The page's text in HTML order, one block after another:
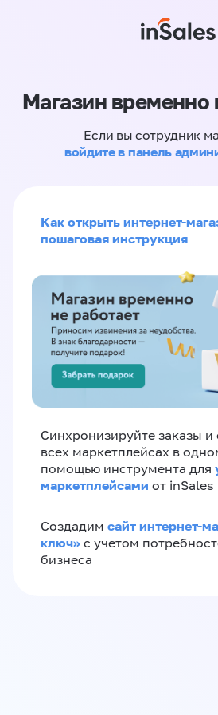
Магазин временно
Если вы сотрудник
войдите в панель
Как открыть интернет-
пошаговая инструкция
Синхронизируйте заказы и
всех маркетплейсах в
помощью инструмента для
маркетплейсами от inSales
Создадим сайт интернет-
ключ» с учетом
бизнеса